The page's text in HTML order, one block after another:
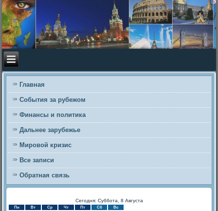
Главная
События за рубежом
Финансы и политика
Дальнее зарубежье
Мировой кризис
Все записи
Обратная связь
Сегодня: Суббота, 8 Августа
Пн Вт Ср Чт Пт Сб Вс